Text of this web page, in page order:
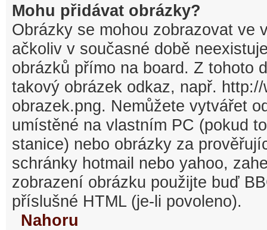
Mohu přidávat obrázky?
Obrázky se mohou zobrazovat ve
ačkoliv v současné době
obrázků přímo na board. Z tohoto
takový obrázek odkaz, např.
obrazek.png. Nemůžete vytvářet
umístěné na vlastním PC (pokud
stanice) nebo obrázky za
schránky hotmail nebo yahoo,
zobrazení obrázku použijte buď
příslušné HTML (je-li povoleno).
Nahoru